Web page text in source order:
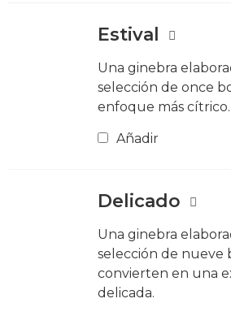
Estival
Una ginebra
selección de once
enfoque más cítrico.
Añadir
Delicado
Una ginebra
selección de nueve
convierten en una
delicada.